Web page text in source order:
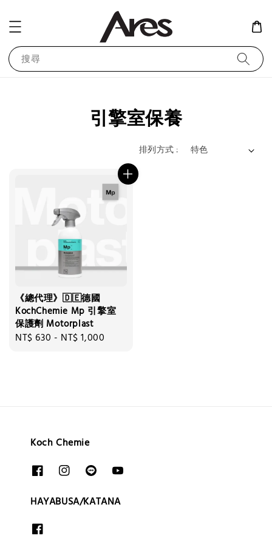
搜尋
引擎室保養
排列方式 :
《總代理》🇩🇪德國
KochChemie Mp 引擎室
保護劑 Motorplast
Regular
NT$ 630 - NT$ 1,000
Koch Chemie
HAYABUSA/KATANA